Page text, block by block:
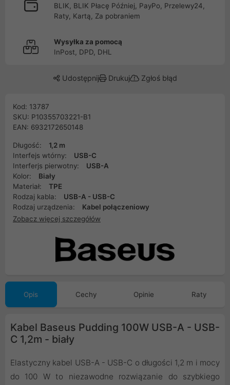
BLIK, BLIK Płacę Później, PayPo, Przelewy24,
Raty, Kartą, Za pobraniem
Wysyłka za pomocą
InPost, DPD, DHL
Udostępnij Drukuj Zgłoś błąd
Kod: 13787
SKU: P10355703221-B1
EAN: 6932172650148
Długość:
1,2 m
Interfejs wtórny:
USB-C
Interferjs pierwotny:
USB-A
Kolor:
Biały
Materiał:
TPE
Rodzaj kabla:
USB-A - USB-C
Rodzaj urządzenia:
Kabel połączeniowy
Zobacz więcej szczegółów
Opis Cechy Opinie Raty
Kabel Baseus Pudding 100W USB-A - USB-
C 1,2m - biały
Elastyczny kabel USB-A - USB-C o długości 1,2 m i mocy
do 100 W to niezawodne rozwiązanie do szybkiego